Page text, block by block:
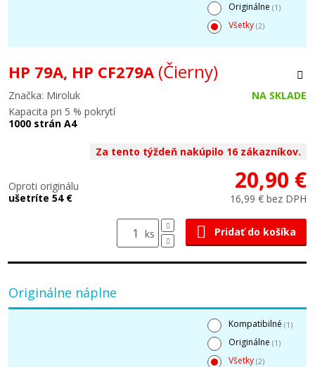
Originálne (1)
Všetky (2)
HP 79A, HP CF279A (Čierny)
Značka: Miroluk
NA SKLADE
Kapacita pri 5 % pokrytí
1000 strán A4
Za tento týždeň nakúpilo 16 zákazníkov.
Oproti originálu
ušetríte 54 €
20,90 €
16,99 € bez DPH
ks Pridať do košíka
Originálne náplne
Kompatibilné (1)
Originálne (1)
Všetky (2)